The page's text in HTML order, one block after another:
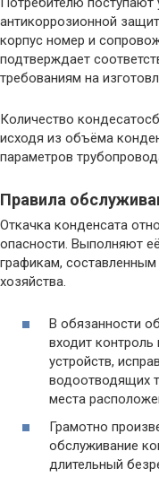
антикоррозионной
корпус номер и
подтверждает
требованиям на
Количество
исходя из объёма
параметров
Правила
Откачка конденсата
опасности. Выполняют
графикам,
хозяйства.
В обязанности
входит
устройств,
водоотводящих
места
Грамотно
обслуживание
длительный